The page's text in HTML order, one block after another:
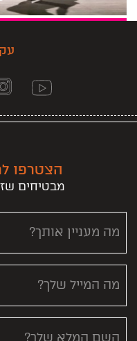
הצטרפו
מבטיחים
מה מעניין אותך?
מה המייל שלך?
השם המלא שלך?